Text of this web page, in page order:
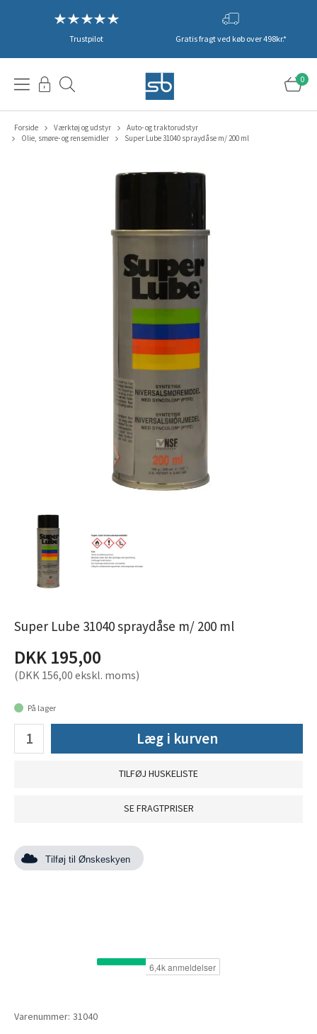
Trustpilot Gratis fragt ved køb over 498kr.*
0
Forside Værktøj og udstyr
Auto- og traktorudstyr
Olie, smøre- og rensemidler
Super Lube 31040 spraydåse m/ 200 ml
Super Lube 31040 spraydåse m/ 200 ml
DKK 195,00
(DKK 156,00 ekskl. moms)
På lager
Læg i kurven
TILFØJ HUSKELISTE
SE FRAGTPRISER
Tilføj til Ønskeskyen
Varenummer: 31040